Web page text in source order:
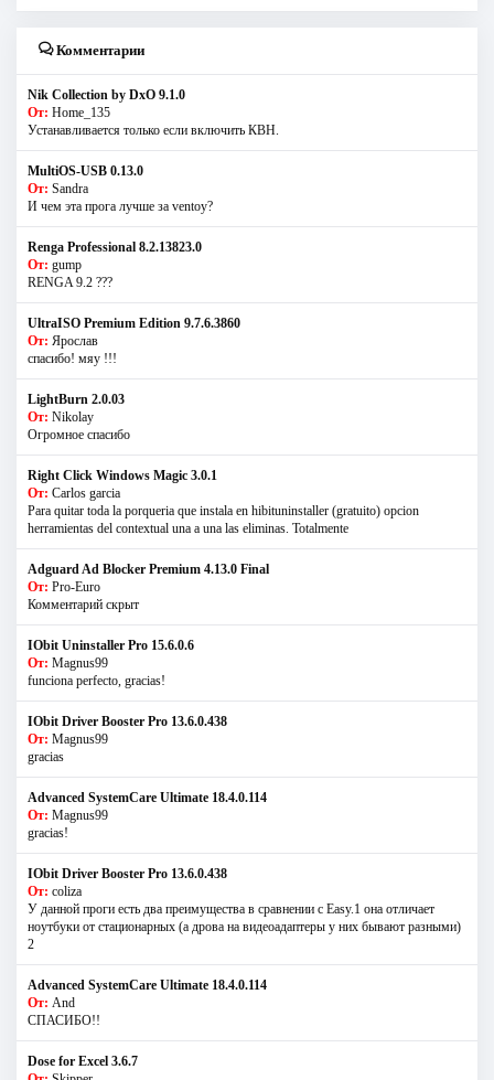
Комментарии
Nik Collection by DxO 9.1.0
От: Home_135
Устанавливается только если включить КВН.
MultiOS-USB 0.13.0
От: Sandra
И чем эта прога лучше за ventoy?
Renga Professional 8.2.13823.0
От: gump
RENGA 9.2 ???
UltraISO Premium Edition 9.7.6.3860
От: Ярослав
спасибо! мяу !!!
LightBurn 2.0.03
От: Nikolay
Огромное спасибо
Right Click Windows Magic 3.0.1
От: Carlos garcia
Para quitar toda la porqueria que instala en hibituninstaller (gratuito) opcion
herramientas del contextual una a una las eliminas. Totalmente
Adguard Ad Blocker Premium 4.13.0 Final
От: Pro-Euro
Комментарий скрыт
IObit Uninstaller Pro 15.6.0.6
От: Magnus99
funciona perfecto, gracias!
IObit Driver Booster Pro 13.6.0.438
От: Magnus99
gracias
Advanced SystemCare Ultimate 18.4.0.114
От: Magnus99
gracias!
IObit Driver Booster Pro 13.6.0.438
От: coliza
У данной проги есть два преимущества в сравнении с Easy.1 она отличает
ноутбуки от стационарных (а дрова на видеоадаптеры у них бывают разными)
2
Advanced SystemCare Ultimate 18.4.0.114
От: And
СПАСИБО!!
Dose for Excel 3.6.7